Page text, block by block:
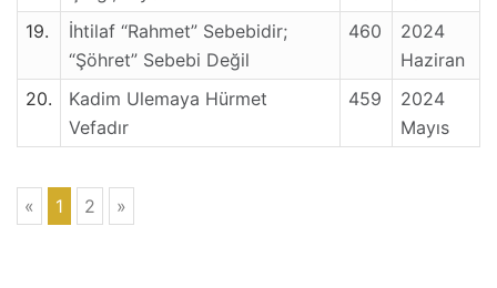
19.
İhtilaf “Rahmet” Sebebidir;
“Şöhret” Sebebi Değil
460
2024
Haziran
20.
Kadim Ulemaya Hürmet
Vefadır
459
2024
Mayıs
« 1 2 »